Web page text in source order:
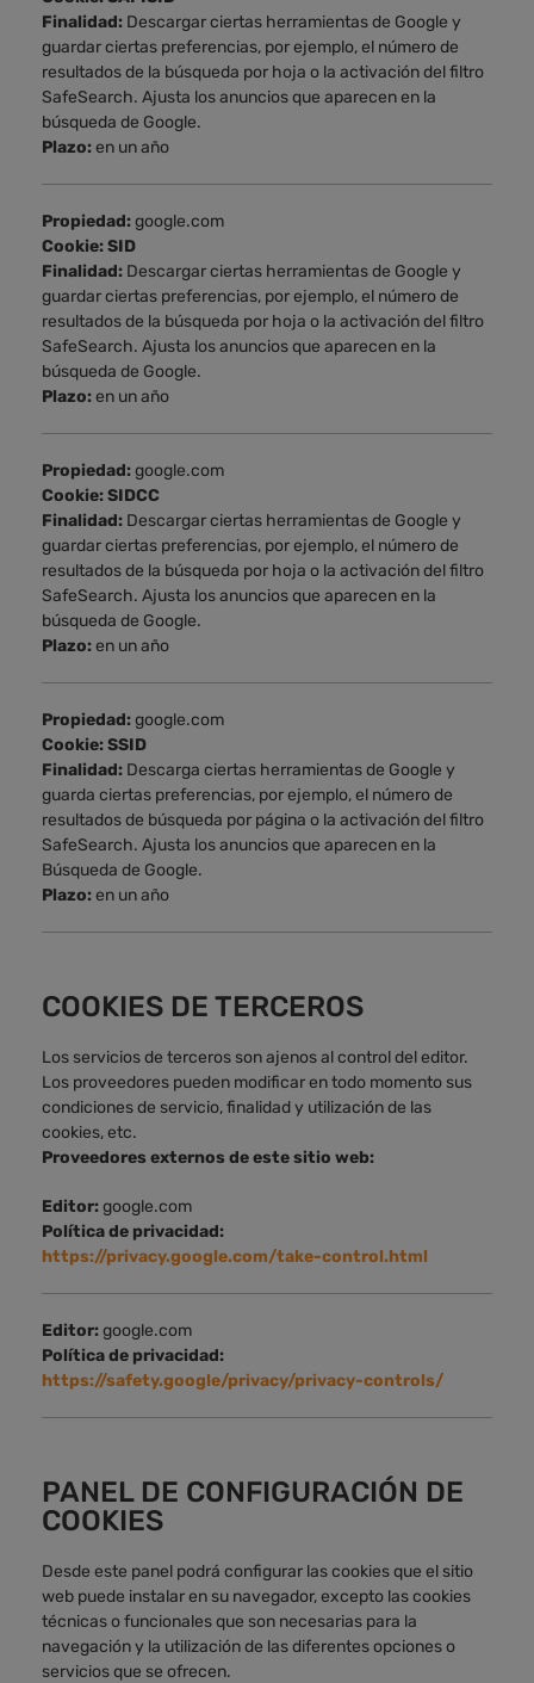
Finalidad: Descargar ciertas herramientas de Google y
guardar ciertas preferencias, por ejemplo, el número de
resultados de la búsqueda por hoja o la activación del filtro
SafeSearch. Ajusta los anuncios que aparecen en la
búsqueda de Google.
Plazo:en un año
Propiedad:google.com
Cookie: SID
Finalidad: Descargar ciertas herramientas de Google y
guardar ciertas preferencias, por ejemplo, el número de
resultados de la búsqueda por hoja o la activación del filtro
SafeSearch. Ajusta los anuncios que aparecen en la
búsqueda de Google.
Plazo:en un año
Propiedad:google.com
Cookie: SIDCC
Finalidad: Descargar ciertas herramientas de Google y
guardar ciertas preferencias, por ejemplo, el número de
resultados de la búsqueda por hoja o la activación del filtro
SafeSearch. Ajusta los anuncios que aparecen en la
búsqueda de Google.
Plazo:en un año
Propiedad:google.com
Cookie: SSID
Finalidad: Descarga ciertas herramientas de Google y
guarda ciertas preferencias, por ejemplo, el número de
resultados de búsqueda por página o la activación del filtro
SafeSearch. Ajusta los anuncios que aparecen en la
Búsqueda de Google.
Plazo:en un año
COOKIES DE TERCEROS
Los servicios de terceros son ajenos al control del editor.
Los proveedores pueden modificar en todo momento sus
condiciones de servicio, finalidad y utilización de las
cookies, etc.
Proveedores externos de este sitio web:
Editor:google.com
Política de privacidad:
https://privacy.google.com/take-control.html
Editor:google.com
Política de privacidad:
https://safety.google/privacy/privacy-controls/
PANEL DE CONFIGURACIÓN DE
COOKIES
Desde este panel podrá configurar las cookies que el sitio
web puede instalar en su navegador, excepto las cookies
técnicas o funcionales que son necesarias para la
navegación y la utilización de las diferentes opciones o
servicios que se ofrecen.